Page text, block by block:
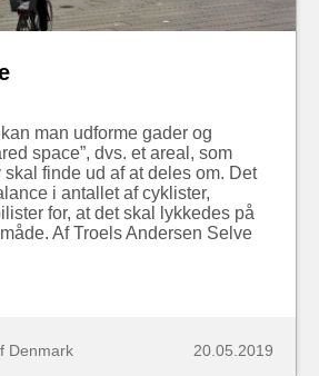
man udforme gader og
space”, dvs. et areal, som
finde ud af at deles om. Det
i antallet af cyklister,
for, at det skal lykkedes på
Af Troels Andersen Selve
Denmark 20.05.2019